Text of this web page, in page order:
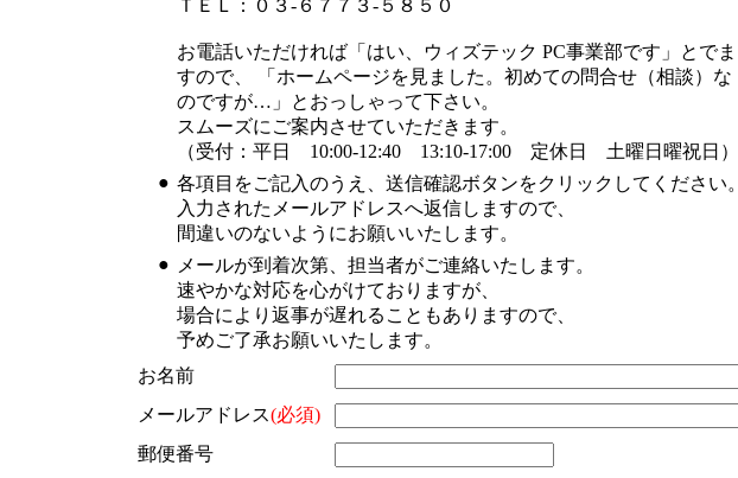
ＴＥＬ：０３-６７７３-５８５０
お電話いただければ「はい、ウィズテック PC事業部です」とでま
すので、 「ホームページを見ました。初めての問合せ（相談）な
のですが…」とおっしゃって下さい。
スムーズにご案内させていただきます。
（受付：平日 10:00-12:40 13:10-17:00 定休日 土曜日曜祝日）
● 各項目をご記入のうえ、送信確認ボタンをクリックしてください。
入力されたメールアドレスへ返信しますので、
間違いのないようにお願いいたします。
●
メールが到着次第、担当者がご連絡いたします。
速やかな対応を心がけておりますが、
場合により返事が遅れることもありますので、
予めご了承お願いいたします。
お名前
メールアドレス(必須)
郵便番号